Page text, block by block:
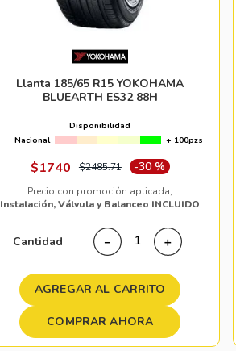
Llanta 185/65 R15 YOKOHAMA
BLUEARTH ES32 88H
Disponibilidad
Nacional
+ 100pzs
$1740 $2485.71 -30 %
Precio con promoción aplicada,
Instalación, Válvula y Balanceo INCLUIDO
Cantidad ＋
－
AGREGAR AL CARRITO
COMPRAR AHORA